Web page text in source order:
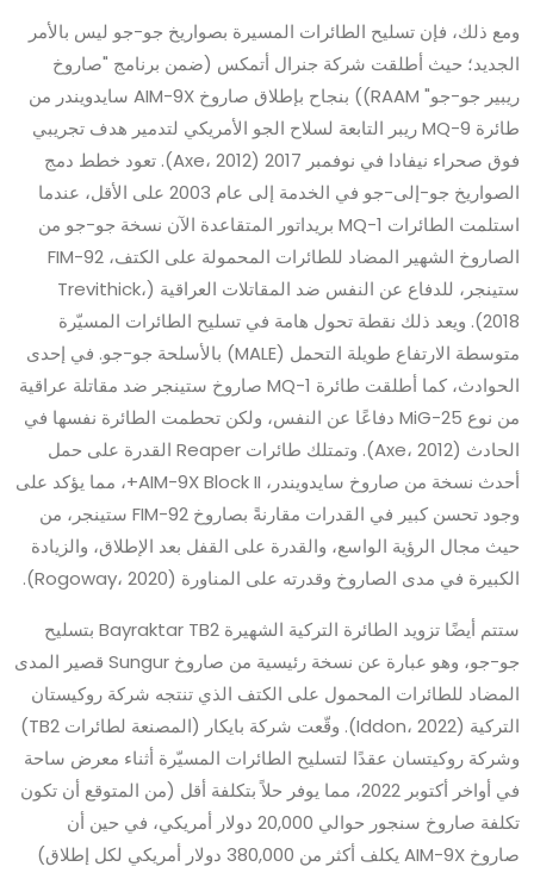
ومع ذلك، فإن تسليح الطائرات المسيرة بصواريخ جو-جو ليس بالأمر
الجديد؛ حيث أطلقت شركة جنرال أتمكس (ضمن برنامج "صاروخ
ريبير جو-جو" RAAM)) بنجاح بإطلاق صاروخ AIM-9X سايدويندر من
طائرة MQ-9 ريبر التابعة لسلاح الجو الأمريكي لتدمير هدف تجريبي
فوق صحراء نيفادا في نوفمبر 2017 (Axe، 2012). تعود خطط دمج
الصواريخ جو-إلى-جو في الخدمة إلى عام 2003 على الأقل، عندما
استلمت الطائرات MQ-1 بريداتور المتقاعدة الآن نسخة جو-جو من
الصاروخ الشهير المضاد للطائرات المحمولة على الكتف، FIM-92
ستينجر، للدفاع عن النفس ضد المقاتلات العراقية (Trevithick،
2018). ويعد ذلك نقطة تحول هامة في تسليح الطائرات المسيّرة
متوسطة الارتفاع طويلة التحمل (MALE) بالأسلحة جو-جو. في إحدى
الحوادث، كما أطلقت طائرة MQ-1 صاروخ ستينجر ضد مقاتلة عراقية
من نوع MiG-25 دفاعًا عن النفس، ولكن تحطمت الطائرة نفسها في
الحادث (Axe، 2012). وتمتلك طائرات Reaper القدرة على حمل
أحدث نسخة من صاروخ سايدويندر، AIM-9X Block II+، مما يؤكد على
وجود تحسن كبير في القدرات مقارنةً بصاروخ FIM-92 ستينجر، من
حيث مجال الرؤية الواسع، والقدرة على القفل بعد الإطلاق، والزيادة
الكبيرة في مدى الصاروخ وقدرته على المناورة (Rogoway، 2020).
ستتم أيضًا تزويد الطائرة التركية الشهيرة Bayraktar TB2 بتسليح
جو-جو، وهو عبارة عن نسخة رئيسية من صاروخ Sungur قصير المدى
المضاد للطائرات المحمول على الكتف الذي تنتجه شركة روكيستان
التركية (Iddon، 2022). وقّعت شركة بايكار (المصنعة لطائرات TB2)
وشركة روكيتسان عقدًا لتسليح الطائرات المسيّرة أثناء معرض ساحة
في أواخر أكتوبر 2022، مما يوفر حلاً بتكلفة أقل (من المتوقع أن تكون
تكلفة صاروخ سنجور حوالي 20,000 دولار أمريكي، في حين أن
صاروخ AIM-9X يكلف أكثر من 380,000 دولار أمريكي لكل إطلاق)